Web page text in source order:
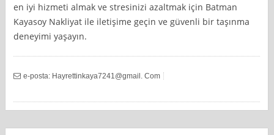
en iyi hizmeti almak ve stresinizi azaltmak için Batman
Kayasoy Nakliyat ile iletişime geçin ve güvenli bir taşınma
deneyimi yaşayın.
e-posta: Hayrettinkaya7241@gmail. Com